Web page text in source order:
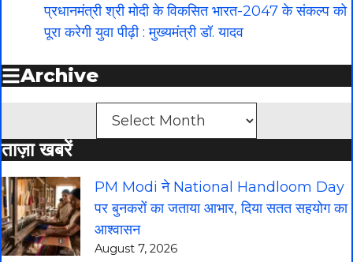
प्रधानमंत्री श्री मोदी के विकसित भारत-2047 के संकल्प को
पूरा करेगी युवा पीढ़ी : मुख्यमंत्री डॉ. यादव
Archive
ताज़ा खबरें
PM Modi ने National Handloom Day
पर बुनकरों का जताया आभार, दिया सतत सहयोग का
आश्वासन
August 7, 2026